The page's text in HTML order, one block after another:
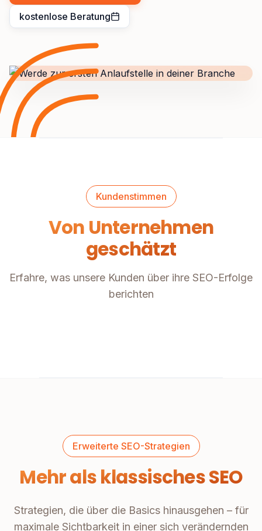
kostenlose Beratung
Kundenstimmen
Von Unternehmen
geschätzt
Erfahre, was unsere Kunden über ihre SEO-Erfolge
berichten
Erweiterte SEO-Strategien
Mehr als klassisches SEO
Strategien, die über die Basics hinausgehen – für
maximale Sichtbarkeit in einer sich verändernden